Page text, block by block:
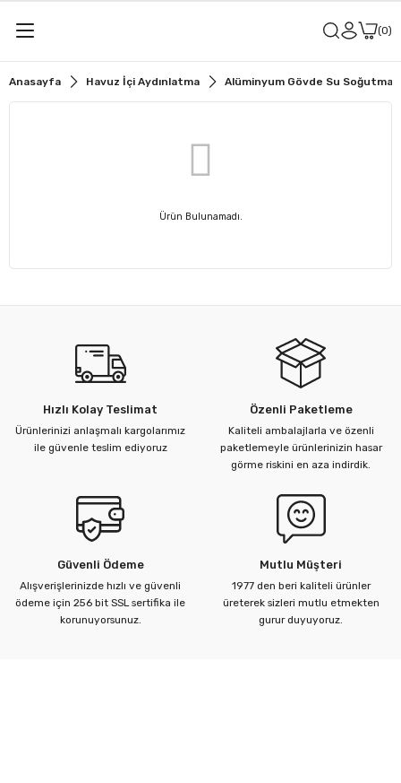
0
Anasayfa Havuz İçi Aydınlatma Alüminyum Gövde Su Soğutmalı
Ürün Bulunamadı.
Hızlı Kolay Teslimat
Ürünlerinizi anlaşmalı kargolarımız
ile güvenle teslim ediyoruz
Özenli Paketleme
Kaliteli ambalajlarla ve özenli
paketlemeyle ürünlerinizin hasar
görme riskini en aza indirdik.
Güvenli Ödeme
Alışverişlerinizde hızlı ve güvenli
ödeme için 256 bit SSL sertifika ile
korunuyorsunuz.
Mutlu Müşteri
1977 den beri kaliteli ürünler
üreterek sizleri mutlu etmekten
gurur duyuyoruz.